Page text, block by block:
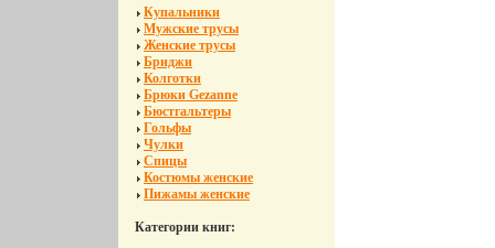
Купальники
Мужские трусы
Женские трусы
Бриджи
Колготки
Брюки Gezanne
Бюстгальтеры
Гольфы
Чулки
Спицы
Костюмы женские
Пижамы женские
Категории книг: